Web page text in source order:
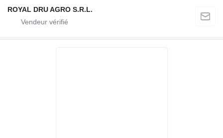
ROYAL DRU AGRO S.R.L.